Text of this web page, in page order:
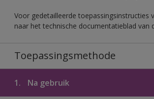
Voor gedetailleerde toepassingsinstructies
naar het technische documentatieblad van
Toepassingsmethode
1. Na gebruik